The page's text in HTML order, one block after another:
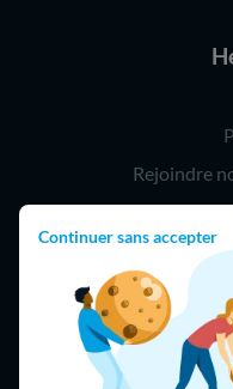
Continuer sans accepter
Rejoindre
09 75